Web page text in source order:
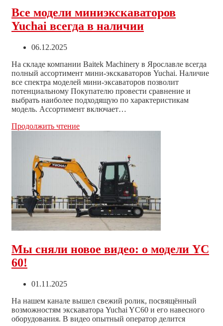
Все модели миниэкскаваторов
Yuchai всегда в наличии
Запись
06.12.2025
На складе компании Baitek Machinery в Ярославле всегда
полный ассортимент мини-экскаваторов Yuchai. Наличие
все спектра моделей мини-эксаваторов позволит
потенциальному Покупателю провести сравнение и
выбрать наиболее подходящую по характеристикам
модель. Ассортимент включает…
Продолжить чтениеВсе
всегда
в
наличии
Мы сняли новое видео: о модели YC
60!
Запись
01.11.2025
На нашем канале вышел свежий ролик, посвящённый
возможностям экскаватора Yuchai YC60 и его навесного
оборудования. В видео опытный оператор делится